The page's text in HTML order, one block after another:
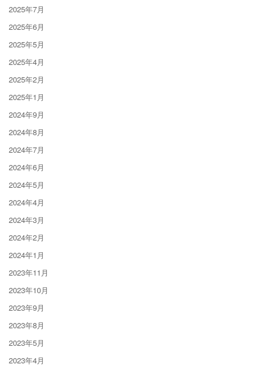
2025年7月
2025年6月
2025年5月
2025年4月
2025年2月
2025年1月
2024年9月
2024年8月
2024年7月
2024年6月
2024年5月
2024年4月
2024年3月
2024年2月
2024年1月
2023年11月
2023年10月
2023年9月
2023年8月
2023年5月
2023年4月